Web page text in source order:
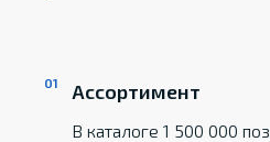
Ассортимент
В каталоге 1 500 000